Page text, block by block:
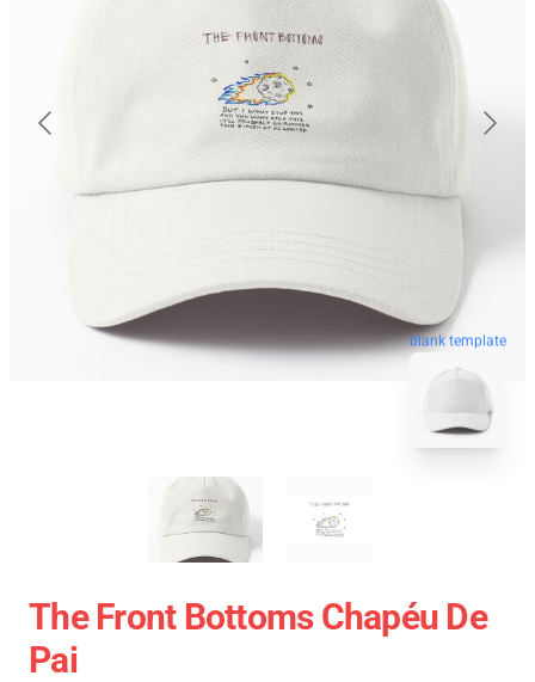
blank template
The Front Bottoms Chapéu De
Pai